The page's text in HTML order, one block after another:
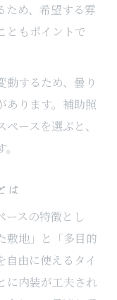
ため、希望する雰
ともポイントで
動するため、曇り
あります。補助照
ースを選ぶと、
は
ースの特徴とし
敷地」と「多目的
由に使えるタイ
に内装が工夫され